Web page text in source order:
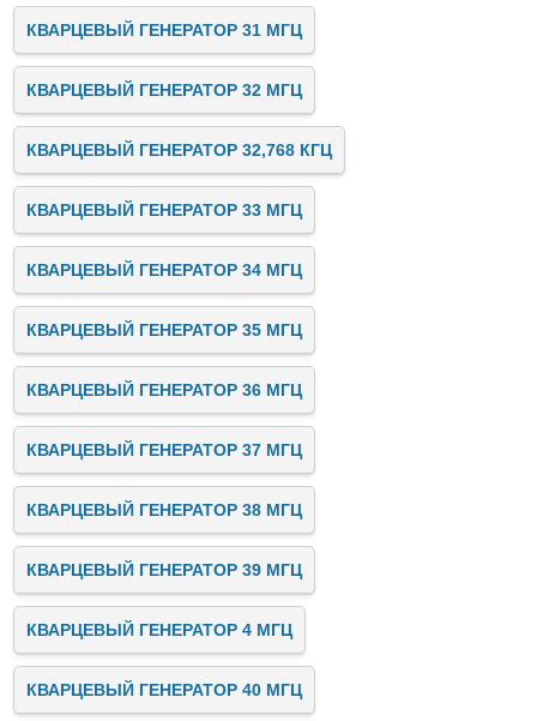
КВАРЦЕВЫЙ ГЕНЕРАТОР 31 МГЦ
КВАРЦЕВЫЙ ГЕНЕРАТОР 32 МГЦ
КВАРЦЕВЫЙ ГЕНЕРАТОР 32,768 КГЦ
КВАРЦЕВЫЙ ГЕНЕРАТОР 33 МГЦ
КВАРЦЕВЫЙ ГЕНЕРАТОР 34 МГЦ
КВАРЦЕВЫЙ ГЕНЕРАТОР 35 МГЦ
КВАРЦЕВЫЙ ГЕНЕРАТОР 36 МГЦ
КВАРЦЕВЫЙ ГЕНЕРАТОР 37 МГЦ
КВАРЦЕВЫЙ ГЕНЕРАТОР 38 МГЦ
КВАРЦЕВЫЙ ГЕНЕРАТОР 39 МГЦ
КВАРЦЕВЫЙ ГЕНЕРАТОР 4 МГЦ
КВАРЦЕВЫЙ ГЕНЕРАТОР 40 МГЦ